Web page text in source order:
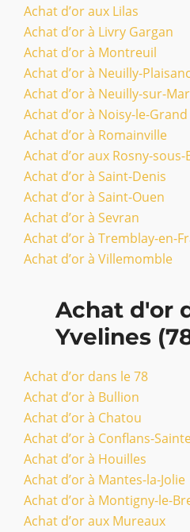
Achat d’or aux Lilas
Achat d’or à Livry Gargan
Achat d’or à Montreuil
Achat d’or à Neuilly-
Achat d’or à Neuilly-sur-
Achat d’or à Noisy-le-Grand
Achat d’or à Romainville
Achat d’or aux Rosny-sous-
Achat d’or à Saint-Denis
Achat d’or à Saint-Ouen
Achat d’or à Sevran
Achat d’or à Tremblay-en-
Achat d’or à Villemomble
Achat d'or
Yvelines
Achat d’or dans le 78
Achat d’or à Bullion
Achat d’or à Chatou
Achat d’or à Conflans-
Achat d’or à Houilles
Achat d’or à Mantes-la-Jolie
Achat d’or à Montigny-le-
Achat d’or aux Mureaux